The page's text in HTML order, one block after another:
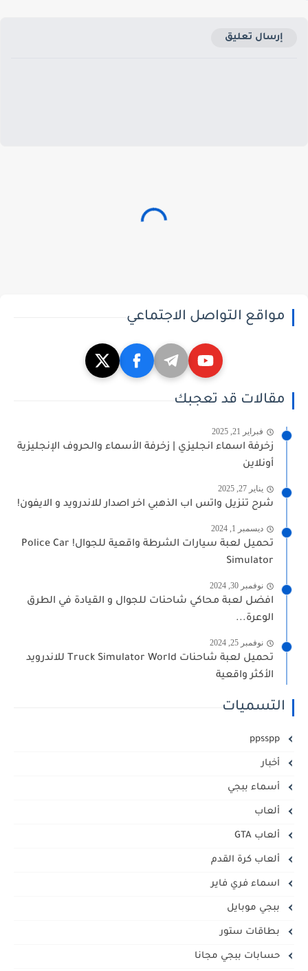
إرسال تعليق
مواقع التواصل الاجتماعي
مقالات قد تعجبك
فبراير 21, 2025
زخرفة اسماء انجليزي | زخرفة الأسماء والحروف الإنجليزية
أونلاين
يناير 27, 2025
شرح تنزيل واتس اب الذهبي اخر اصدار للاندرويد و الايفون!
ديسمبر 1, 2024
تحميل لعبة سيارات الشرطة واقعية للجوال! Police Car
Simulator
نوفمبر 30, 2024
افضل لعبة محاكي شاحنات للجوال و القيادة في الطرق
الوعرة...
نوفمبر 25, 2024
تحميل لعبة شاحنات Truck Simulator World للاندرويد
الأكثر واقعية
التسميات
ppsspp
أخبار
أسماء ببجي
ألعاب
ألعاب GTA
ألعاب كرة القدم
اسماء فري فاير
ببجي موبايل
بطاقات ستور
حسابات ببجي مجانا